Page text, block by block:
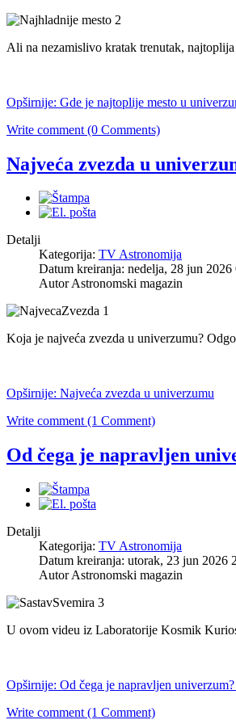
Ali na nezamislivo kratak trenutak,
Opširnije: Gde je najtoplije mesto u
Write comment (0 Comments)
Najveća zvezda u
Detalji
Kategorija: TV Astronomija
Datum kreiranja: nedelja, 28 jun 2026
Autor Astronomski magazin
Koja je najveća zvezda u univerzumu?
Opširnije: Najveća zvezda u univerzumu
Write comment (1 Comment)
Od čega je napravljen
Detalji
Kategorija: TV Astronomija
Datum kreiranja: utorak, 23 jun 2026
Autor Astronomski magazin
U ovom videu iz Laboratorije Kosmik
Opširnije: Od čega je napravljen
Write comment (1 Comment)